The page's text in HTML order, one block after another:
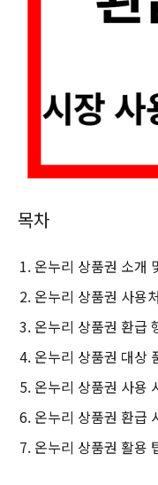
목차
온누리 상품권 소개
온누리 상품권 사용
온누리 상품권 환급
온누리 상품권 대상
온누리 상품권 사용
온누리 상품권 환급
온누리 상품권 활용